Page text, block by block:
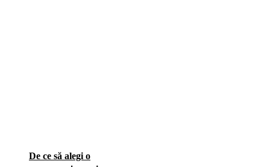
De ce să alegi o